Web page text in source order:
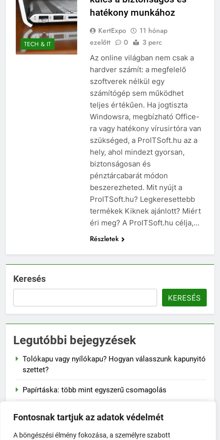
Fontosnak tartjuk az adatok védelmét
A böngészési élmény fokozása, a személyre szabott
TECH & IT
hatékony munkához
KertExpo
11 hónap
ezelőtt
0 3 perc
Az online világban nem csak a
hardver számít: a megfelelő
szoftverek nélkül egy
számítógép sem működhet
teljes értékűen. Ha jogtiszta
Windowsra, megbízható Office-
ra vagy hatékony vírusirtóra van
szükséged, a ProITSoft.hu az a
hely, ahol mindezt gyorsan,
biztonságosan és
pénztárcabarát módon
beszerezheted. Mit nyújt a
ProITSoft.hu? Legkeresettebb
termékek Kiknek ajánlott? Miért
éri meg? A ProITSoft.hu célja,…
Részletek
Keresés
KERESÉS
Legutóbbi bejegyzések
Tolókapu vagy nyílókapu? Hogyan válasszunk kapunyitó
szettet?
Papírtáska: több mint egyszerű csomagolás
falon